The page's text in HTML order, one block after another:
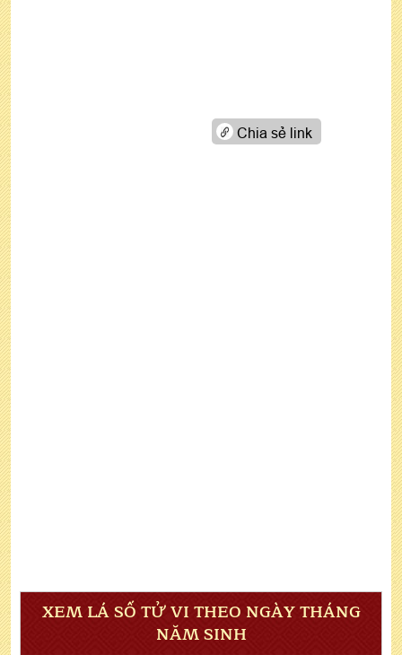
Chia sẻ link
XEM LÁ SỐ TỬ VI THEO NGÀY THÁNG
NĂM SINH